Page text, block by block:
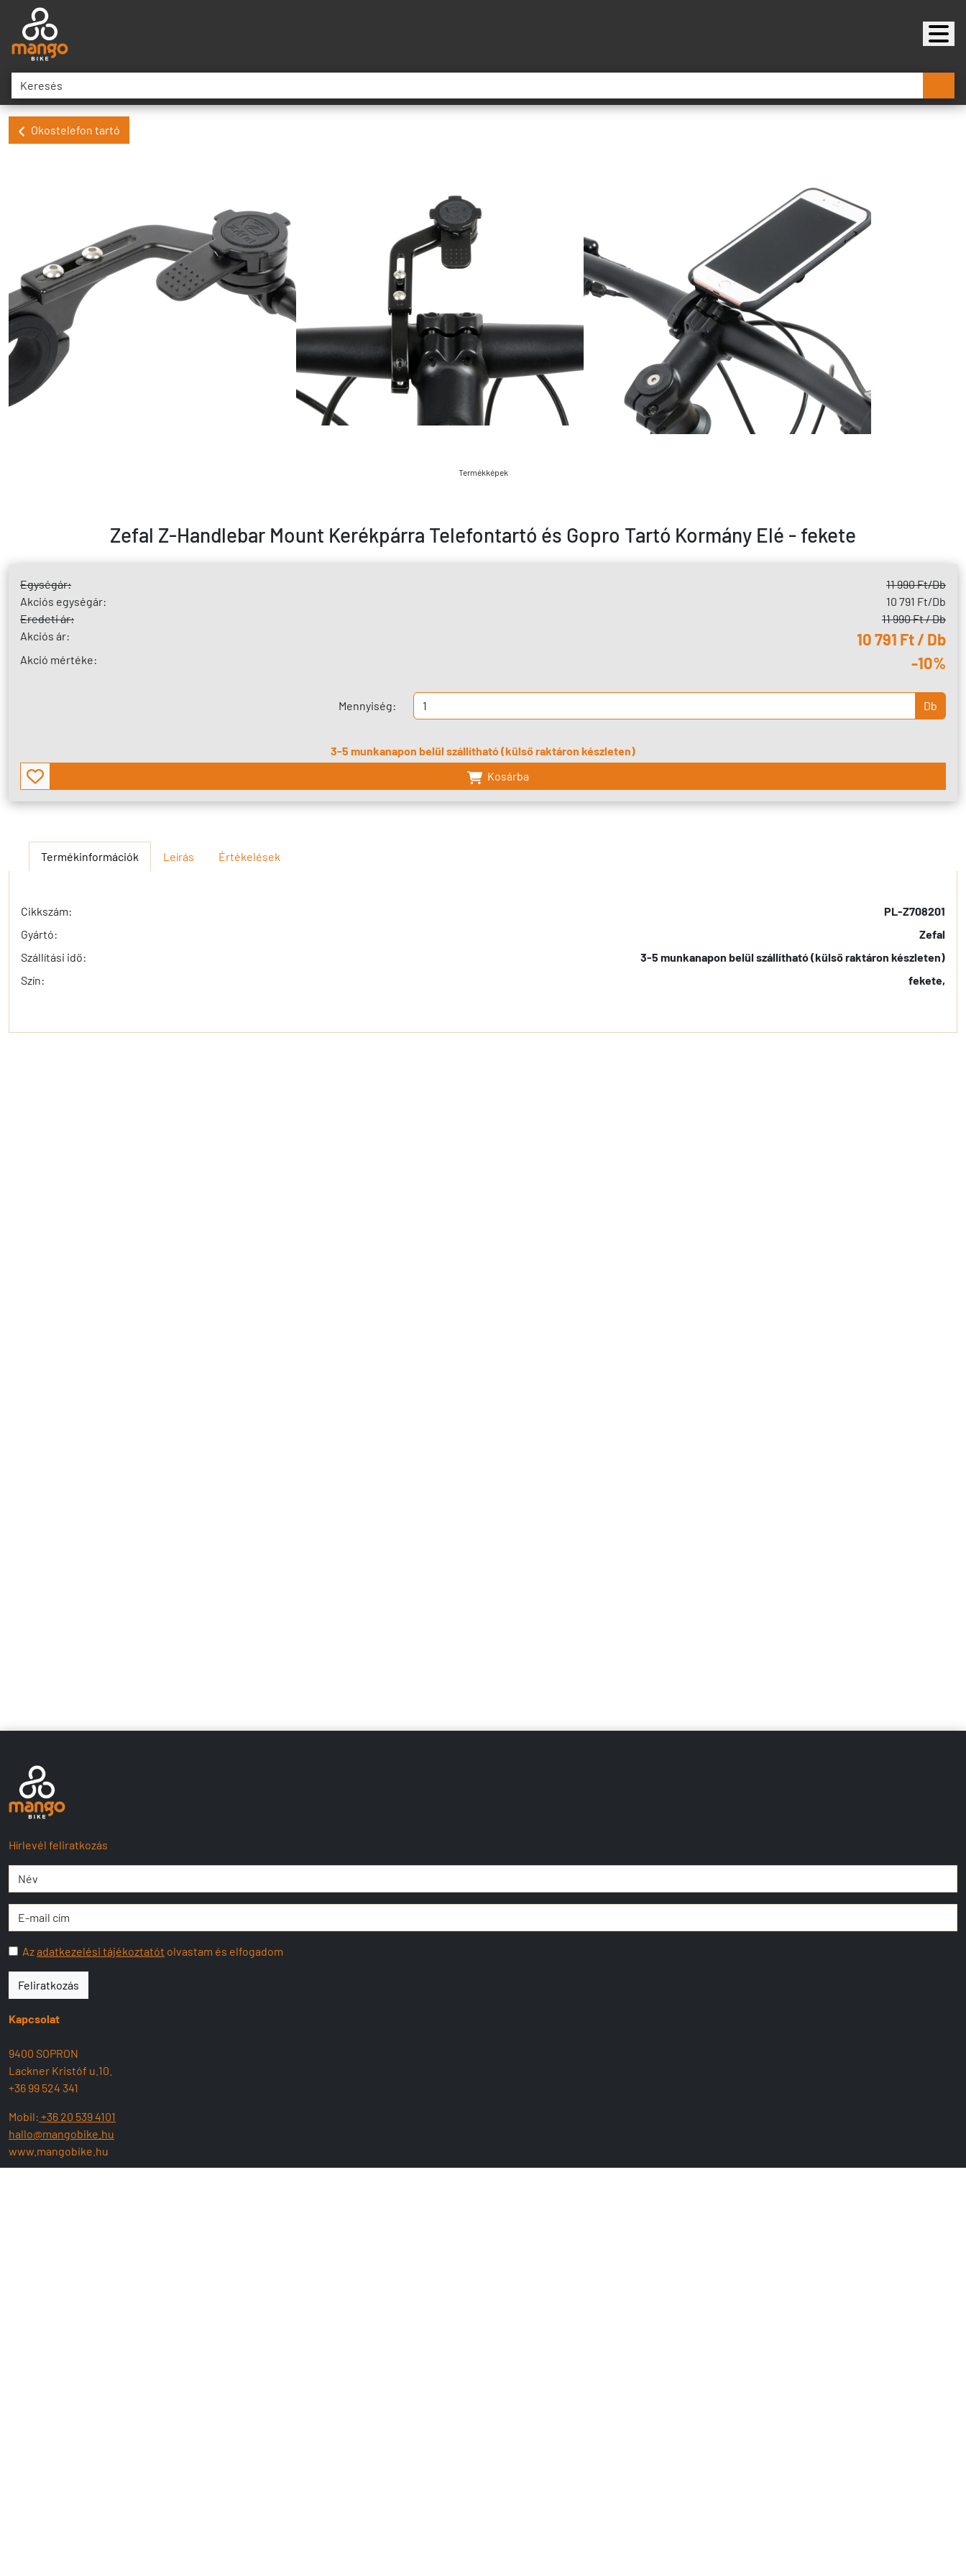
Okostelefon tartó
Termékképek
Zefal Z-Handlebar Mount Kerékpárra Telefontartó és Gopro Tartó Kormány Elé - fekete
Egységár: 11 990 Ft/Db
Akciós egységár:
10 791 Ft/Db
Eredeti ár:
11 990 Ft / Db
Akciós ár:
10 791 Ft / Db
Akció mértéke: -10%
Mennyiség: Db
3-5 munkanapon belül szállítható (külső raktáron készleten)
Kosárba
Termékinformációk Leírás Értékelések
Cikkszám:
PL-Z708201
Gyártó:
Zefal
Szállítási idő:
3-5 munkanapon belül szállítható (külső raktáron készleten)
Szín:
fekete,
Hírlevél feliratkozás
Azadatkezelési tájékoztatót olvastam és elfogadom
Feliratkozás
Kapcsolat
9400 SOPRON
Lackner Kristóf u.10.
+36 99 524 341
Mobil: +36 20 539 4101
hallo@mangobike.hu
www.mangobike.hu